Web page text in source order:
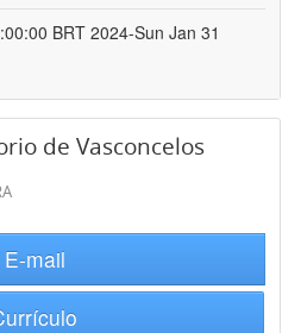
BRT 2024-Sun Jan 31
de Vasconcelos
E-mail